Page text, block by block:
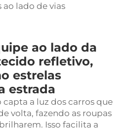
lado de vias
ao lado da
refletivo,
estrelas
estrada
a luz dos carros que
volta, fazendo as roupas
Isso facilita a